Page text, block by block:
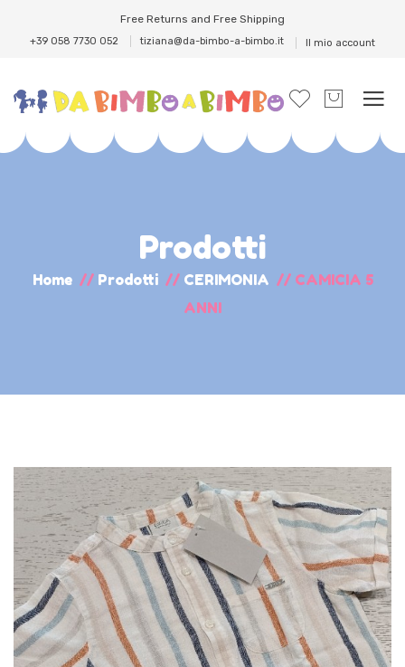
Free Returns and Free Shipping
+39 058 7730 052 tiziana@da-bimbo-a-bimbo.it Il mio account
Prodotti
Home // Prodotti // CERIMONIA // CAMICIA 5
ANNI